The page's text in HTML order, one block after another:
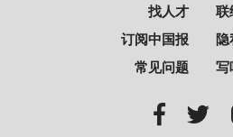
找人才
订阅中国报
常见问题
联
隐
写